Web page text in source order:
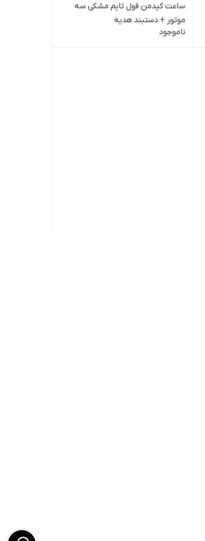
ساعت کیدمن فول تایم مشکی سه
موتور + دستبند هدیه
ناموجود